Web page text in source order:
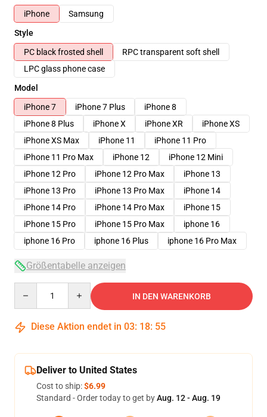
iPhone
Samsung
Style
PC black frosted shell
RPC transparent soft shell
LPC glass phone case
Model
iPhone 7
iPhone 7 Plus
iPhone 8
iPhone 8 Plus
iPhone X iPhone XR
iPhone XS
iPhone XS Max
iPhone 11
iPhone 11 Pro
iPhone 11 Pro Max
iPhone 12
iPhone 12 Mini
iPhone 12 Pro
iPhone 12 Pro Max
iPhone 13
iPhone 13 Pro
iPhone 13 Pro Max
iPhone 14
iPhone 14 Pro
iPhone 14 Pro Max
iPhone 15
iPhone 15 Pro
iPhone 15 Pro Max
iphone 16
iphone 16 Pro
iphone 16 Plus iphone 16 Pro Max
Größentabelle anzeigen
IN DEN WARENKORB
Diese Aktion endet in 03: 18: 54
Deliver to United States
Cost to ship:$6.99
Standard - Order today to get byAug. 12 - Aug. 19